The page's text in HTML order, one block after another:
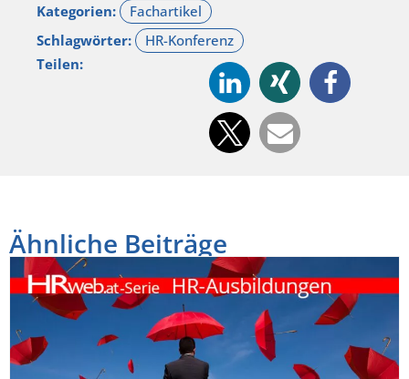
Kategorien:
Schlagwörter:
Teilen:
Ähnliche Beiträge